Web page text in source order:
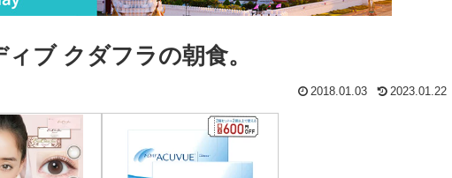
ブ クダフラの朝食。
2018.01.03 2023.01.22